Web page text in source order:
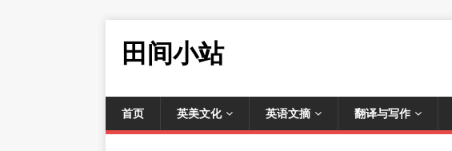
田间小站
首页 英美文化 英语文摘 翻译与写作